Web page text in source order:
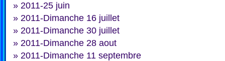
» 2011-25 juin
» 2011-Dimanche 16 juillet
» 2011-Dimanche 30 juillet
» 2011-Dimanche 28 aout
» 2011-Dimanche 11 septembre